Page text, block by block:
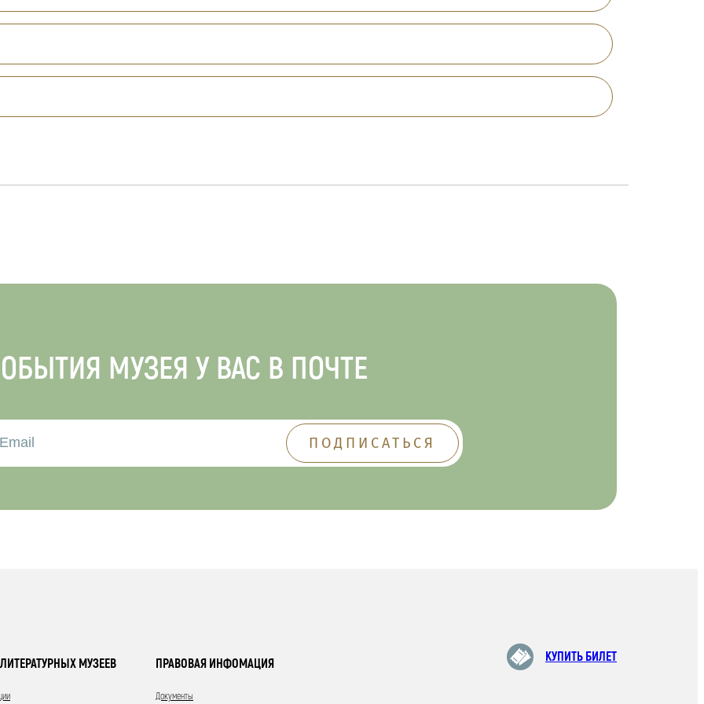
МУЗЕЯ У ВАС В ПОЧТЕ
МУЗЕЕВ ПРАВОВАЯ ИНФОМАЦИЯ
Документы
КУПИТЬ БИЛЕТ